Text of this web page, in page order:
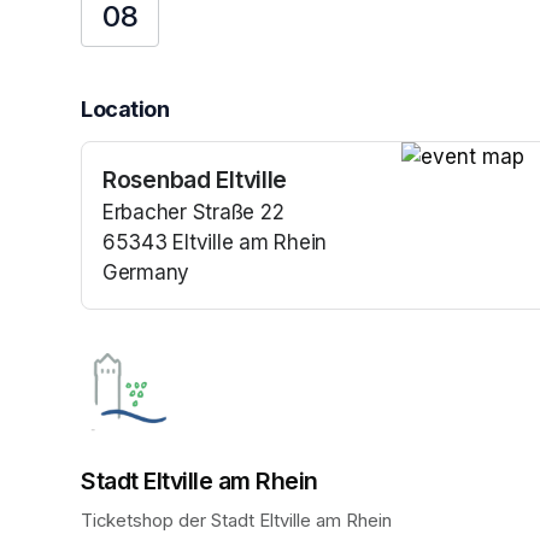
08
Location
Rosenbad Eltville
Erbacher Straße 22
65343 Eltville am Rhein
Germany
Stadt Eltville am Rhein
Ticketshop der Stadt Eltville am Rhein